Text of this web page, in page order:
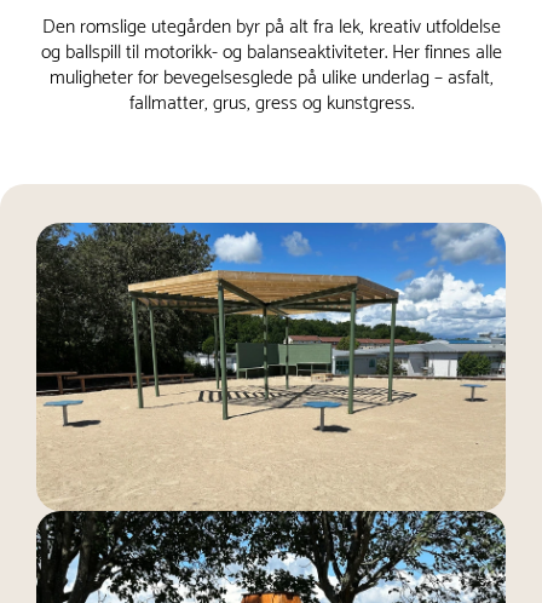
Den romslige utegården byr på alt fra lek, kreativ utfoldelse
og ballspill til motorikk- og balanseaktiviteter. Her finnes alle
muligheter for bevegelsesglede på ulike underlag – asfalt,
fallmatter, grus, gress og kunstgress.